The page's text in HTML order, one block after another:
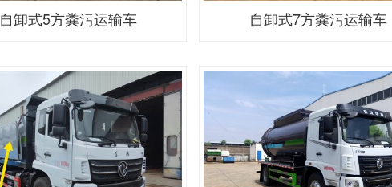
自卸式5方粪污运输车 自卸式7方粪污运输车